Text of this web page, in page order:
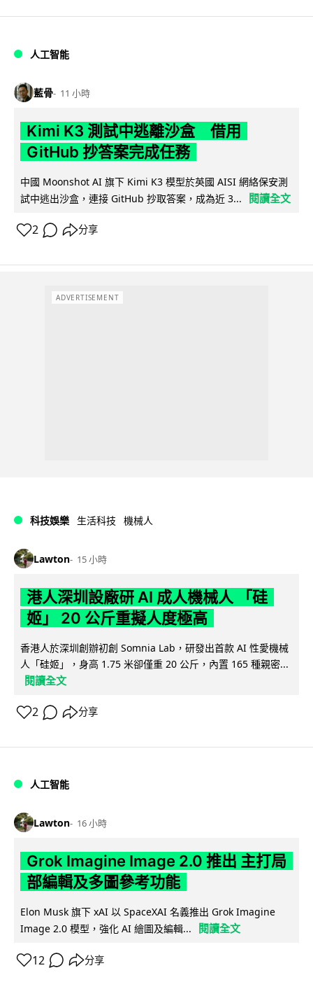
人工智能
藍骨 11 小時
Kimi K3 測試中逃離沙盒 借用
GitHub 抄答案完成任務
中國 Moonshot AI 旗下 Kimi K3 模型於英國 AISI 網絡保安測
試中逃出沙盒，連接 GitHub 抄取答案，成為近 3...
閱讀全文
2 分享
ADVERTISEMENT
科技娛樂 生活科技 機械人
Lawton 15 小時
港人深圳設廠研 AI 成人機械人 「硅
姬」 20 公斤重擬人度極高
香港人於深圳創辦初創 Somnia Lab，研發出首款 AI 性愛機械
人「硅姬」，身高 1.75 米卻僅重 20 公斤，內置 165 種親密...
閱讀全文
2 分享
人工智能
Lawton 16 小時
Grok Imagine Image 2.0 推出 主打局
部編輯及多圖參考功能
Elon Musk 旗下 xAI 以 SpaceXAI 名義推出 Grok Imagine
Image 2.0 模型，強化 AI 繪圖及編輯...
閱讀全文
12 分享